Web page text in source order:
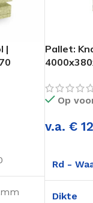
|
Pallet:
Op
v.a. €
Rd -
Dikte